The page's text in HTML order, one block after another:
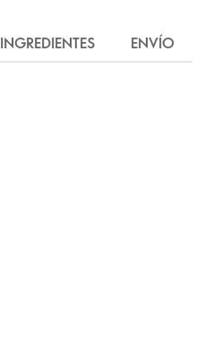
INGREDIENTES ENVÍO